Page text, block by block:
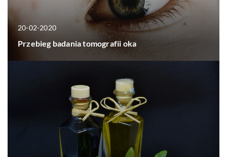
20-02-2020
Przebieg badania tomografii oka